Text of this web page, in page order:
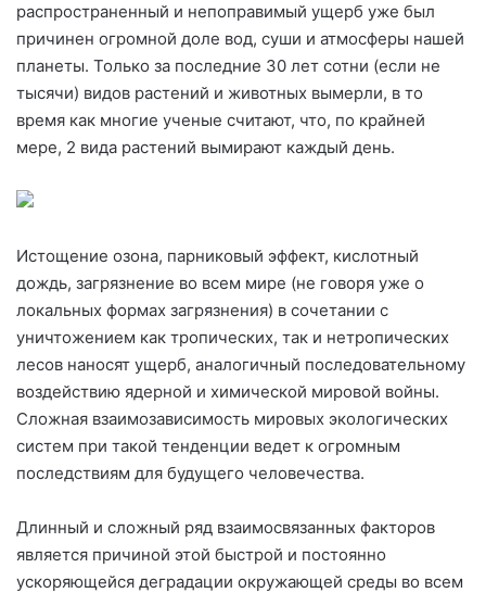
распространенный и непоправимый ущерб уже был
причинен огромной доле вод, суши и атмосферы нашей
планеты. Только за последние 30 лет сотни (если не
тысячи) видов растений и животных вымерли, в то
время как многие ученые считают, что, по крайней
мере, 2 вида растений вымирают каждый день.
Истощение озона, парниковый эффект, кислотный
дождь, загрязнение во всем мире (не говоря уже о
локальных формах загрязнения) в сочетании с
уничтожением как тропических, так и нетропических
лесов наносят ущерб, аналогичный последовательному
воздействию ядерной и химической мировой войны.
Сложная взаимозависимость мировых экологических
систем при такой тенденции ведет к огромным
последствиям для будущего человечества.
Длинный и сложный ряд взаимосвязанных факторов
является причиной этой быстрой и постоянно
ускоряющейся деградации окружающей среды во всем